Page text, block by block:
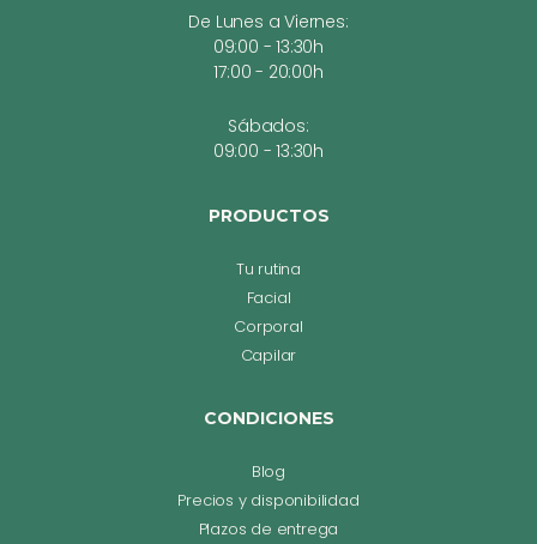
De Lunes a Viernes:
09:00 - 13:30h
17:00 - 20:00h
Sábados:
09:00 - 13:30h
PRODUCTOS
Tu rutina
Facial
Corporal
Capilar
CONDICIONES
Blog
Precios y disponibilidad
Plazos de entrega